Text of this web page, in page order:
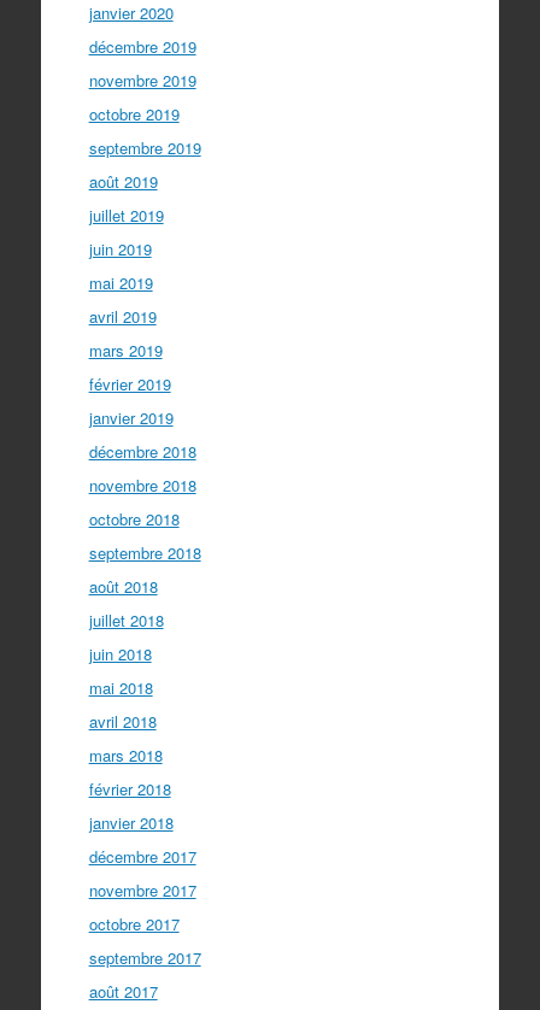
janvier 2020
décembre 2019
novembre 2019
octobre 2019
septembre 2019
août 2019
juillet 2019
juin 2019
mai 2019
avril 2019
mars 2019
février 2019
janvier 2019
décembre 2018
novembre 2018
octobre 2018
septembre 2018
août 2018
juillet 2018
juin 2018
mai 2018
avril 2018
mars 2018
février 2018
janvier 2018
décembre 2017
novembre 2017
octobre 2017
septembre 2017
août 2017